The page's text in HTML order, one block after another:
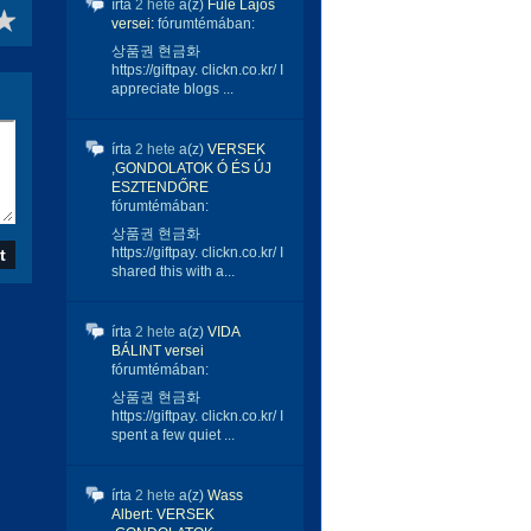
írta 2 hete a(z) Füle Lajos
versei: fórumtémában:
상품권 현금화
https://giftpay. clickn.co.kr/ I
appreciate blogs ...
írta 2 hete a(z) VERSEK
,GONDOLATOK Ó ÉS ÚJ
ESZTENDŐRE
fórumtémában:
상품권 현금화
https://giftpay. clickn.co.kr/ I
shared this with a...
írta 2 hete a(z) VIDA
BÁLINT versei
fórumtémában:
상품권 현금화
https://giftpay. clickn.co.kr/ I
spent a few quiet ...
írta 2 hete a(z) Wass
Albert: VERSEK